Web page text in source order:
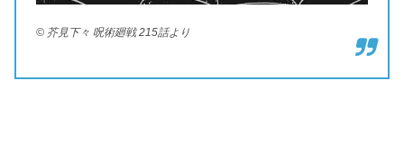
© 芥見下々 呪術廻戦 215話より